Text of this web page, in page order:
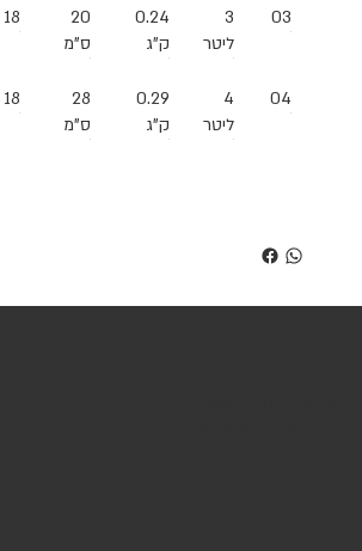
03
3
ליטר
0.24
ק"ג
20
ס"מ
18 ס"מ
04
4
ליטר
0.29
ק"ג
28
ס"מ
18 ס"מ